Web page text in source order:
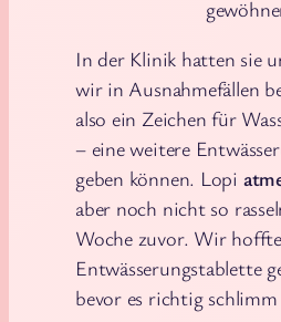
In der Klinik hatten sie
wir in Ausnahmefällen
also ein Zeichen für
– eine weitere
geben können. Lopi
aber noch nicht so
Woche zuvor. Wir
Entwässerungstablette
bevor es richtig